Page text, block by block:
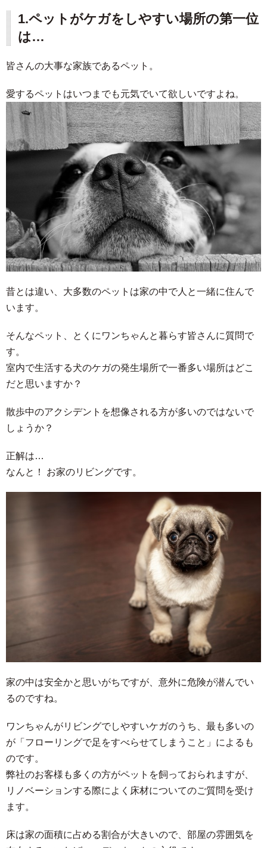
1.ペットがケガをしやすい場所の第一位
は…
皆さんの大事な家族であるペット。
愛するペットはいつまでも元気でいて欲しいですよね。
昔とは違い、大多数のペットは家の中で人と一緒に住んで
います。
そんなペット、とくにワンちゃんと暮らす皆さんに質問で
す。
室内で生活する犬のケガの発生場所で一番多い場所はどこ
だと思いますか？
散歩中のアクシデントを想像される方が多いのではないで
しょうか？
正解は…
なんと！ お家のリビングです。
家の中は安全かと思いがちですが、意外に危険が潜んでい
るのですね。
ワンちゃんがリビングでしやすいケガのうち、最も多いの
が「フローリングで足をすべらせてしまうこと」によるも
のです。
弊社のお客様も多くの方がペットを飼っておられますが、
リノベーションする際によく床材についてのご質問を受け
ます。
床は家の面積に占める割合が大きいので、部屋の雰囲気を